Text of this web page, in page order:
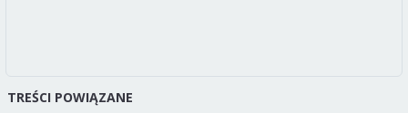
TREŚCI POWIĄZANE